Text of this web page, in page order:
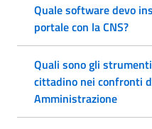
Quale software devo
portale con la CNS?
Quali sono gli
cittadino nei confronti
Amministrazione